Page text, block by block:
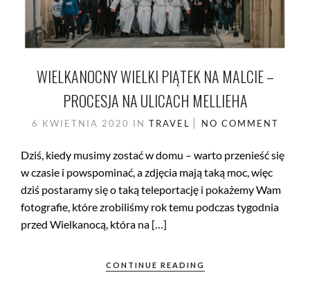
WIELKANOCNY WIELKI PIĄTEK NA MALCIE –
PROCESJA NA ULICACH MELLIEHA
6 KWIETNIA 2020 IN TRAVEL NO COMMENT
Dziś, kiedy musimy zostać w domu – warto przenieść się
w czasie i powspominać, a zdjęcia mają taką moc, więc
dziś postaramy się o taką teleportację i pokażemy Wam
fotografie, które zrobiliśmy rok temu podczas tygodnia
przed Wielkanocą, która na […]
CONTINUE READING